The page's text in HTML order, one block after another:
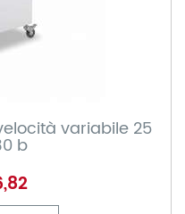
variabile 25
b